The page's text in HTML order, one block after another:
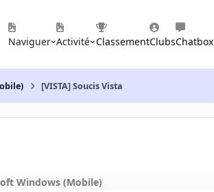
Naviguer Activité ClassementClubsChatbox
[VISTA] Soucis Vista
Windows (Mobile)